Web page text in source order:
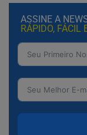
ASSINE A
RÁPIDO, FÁCIL